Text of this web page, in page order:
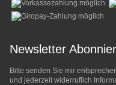
Newsletter
Bitte senden Sie mir
und jederzeit widerruflich